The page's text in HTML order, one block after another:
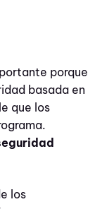
porque
basada en
que los
los